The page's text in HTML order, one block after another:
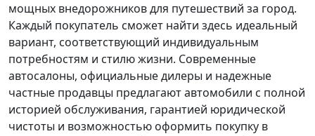
мощных внедорожников для путешествий за город.
Каждый покупатель сможет найти здесь идеальный
вариант, соответствующий индивидуальным
потребностям и стилю жизни. Современные
автосалоны, официальные дилеры и надежные
частные продавцы предлагают автомобили с полной
историей обслуживания, гарантией юридической
чистоты и возможностью оформить покупку в